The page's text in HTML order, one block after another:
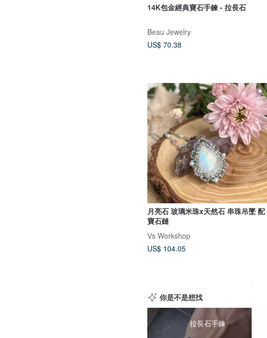
14K包金經典寶石手鍊 - 拉長石
Beau Jewelry
US$ 70.38
月亮石 玻璃米珠x天然石 串珠吊墜 配
寶石鏈
Vs Workshop
US$ 104.05
你是不是想找
拉長石手鍊